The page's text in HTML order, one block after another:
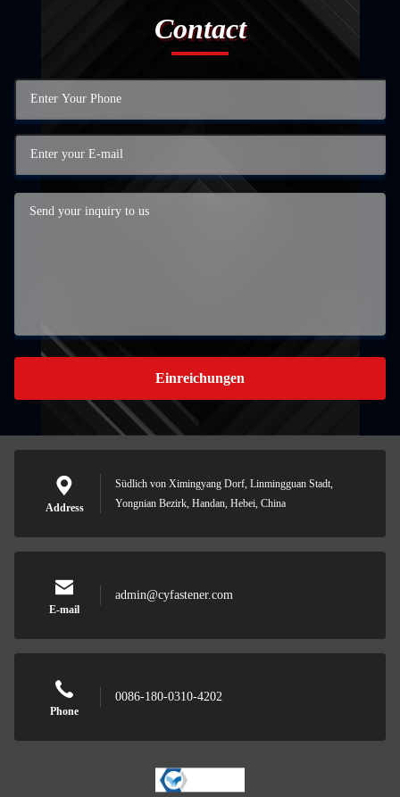
Contact
Einreichungen
Address
Südlich von Ximingyang Dorf, Linmingguan Stadt,
Yongnian Bezirk, Handan, Hebei, China
E-mail
admin@cyfastener.com
Phone
0086-180-0310-4202